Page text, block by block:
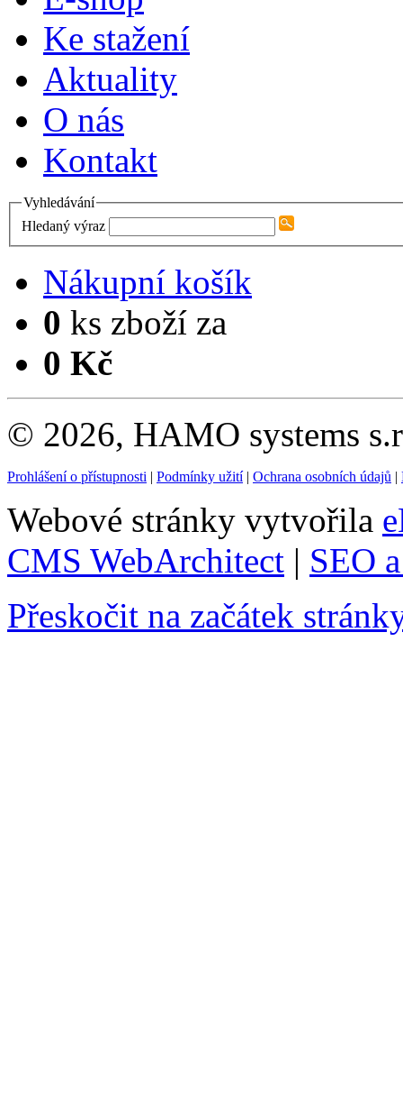
Ke stažení
Aktuality
O nás
Kontakt
Vyhledávání
Hledaný výraz
Nákupní košík
0 ks zboží za
0 Kč
© 2026, HAMO systems
Prohlášení o přístupnosti | Podmínky užití| Ochrana osobních údajů |
Webové stránky vytvořila
CMS WebArchitect | SEO
Přeskočit na začátek